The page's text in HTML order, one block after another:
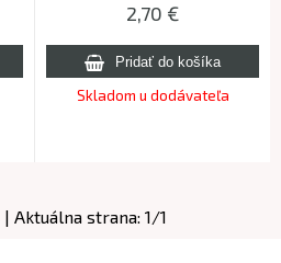
2,70 €
Skladom u dodávateľa
| Aktuálna strana: 1/1